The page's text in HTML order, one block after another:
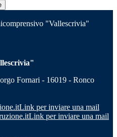
"Vallescrivia"
Fornari - 16019 - Ronco
Link per inviare una mail
Link per inviare una mail